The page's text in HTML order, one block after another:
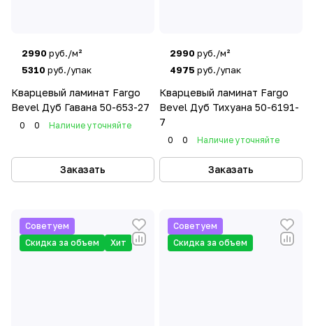
2990 руб./м²
5310 руб./упак
Кварцевый ламинат Fargo
Bevel Дуб Гавана 50-653-27
0 0 Наличие уточняйте
Заказать
2990 руб./м²
4975 руб./упак
Кварцевый ламинат Fargo
Bevel Дуб Тихуана 50-6191-
7
0 0 Наличие уточняйте
Заказать
Советуем
Скидка за объем
Хит
Советуем
Скидка за объем